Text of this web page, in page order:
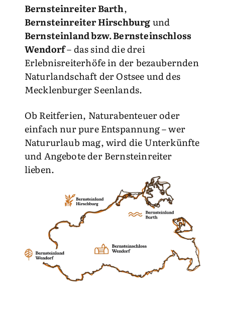
Bernsteinreiter Barth,
Bernsteinreiter Hirschburgund
Bernsteinland bzw. Bernsteinschloss
Wendorf– das sind die drei
Erlebnisreiterhöfe in der bezaubernden
Naturlandschaft der Ostsee und des
Mecklenburger Seenlands.
Ob Reitferien, Naturabenteuer oder
einfach nur pure Entspannung – wer
Natururlaub mag, wird die Unterkünfte
und Angebote der Bernsteinreiter
lieben.